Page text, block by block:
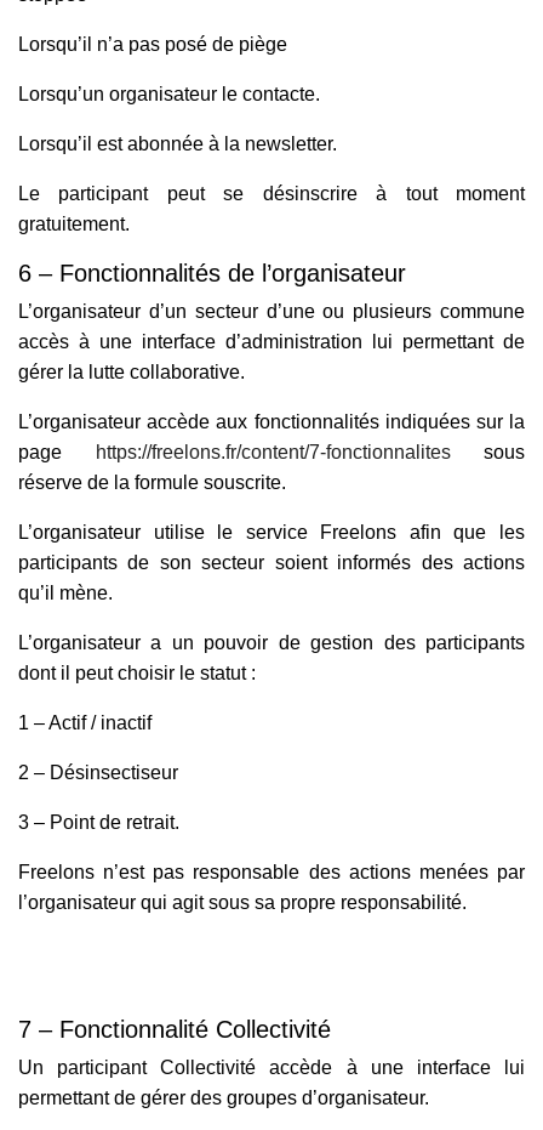
Lorsqu’il n’a pas posé de piège
Lorsqu’un organisateur le contacte.
Lorsqu’il est abonnée à la newsletter.
Le participant peut se désinscrire à tout moment
gratuitement.
6 – Fonctionnalités de l’organisateur
L’organisateur d’un secteur d’une ou plusieurs commune
accès à une interface d’administration lui permettant de
gérer la lutte collaborative.
L’organisateur accède aux fonctionnalités indiquées sur la
page
https://freelons.fr/content/7-fonctionnalitessous
réserve de la formule souscrite.
L’organisateur utilise le service Freelons afin que les
participants de son secteur soient informés des actions
qu’il mène.
L’organisateur a un pouvoir de gestion des participants
dont il peut choisir le statut :
1 – Actif / inactif
2 – Désinsectiseur
3 – Point de retrait.
Freelons n’est pas responsable des actions menées par
l’organisateur qui agit sous sa propre responsabilité.
7 – Fonctionnalité Collectivité
Un participant Collectivité accède à une interface lui
permettant de gérer des groupes d’organisateur.